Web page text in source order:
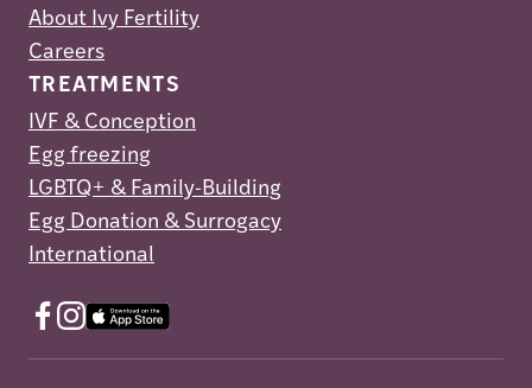
About Ivy Fertility
Careers
TREATMENTS
IVF & Conception
Egg freezing
LGBTQ+ & Family-Building
Egg Donation & Surrogacy
International